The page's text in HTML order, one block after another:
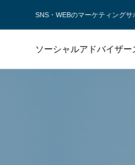
SNS・WEBのマーケティング
ソーシャルアドバイザー